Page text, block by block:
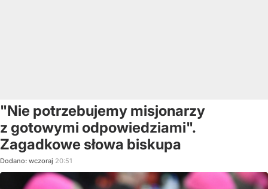
"Nie potrzebujemy misjonarzy
z gotowymi odpowiedziami".
Zagadkowe słowa biskupa
Dodano: wczoraj 20:51